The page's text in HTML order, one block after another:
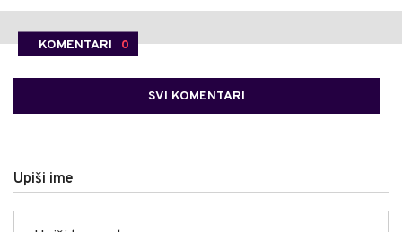
KOMENTARI 0
SVI KOMENTARI
Upiši ime